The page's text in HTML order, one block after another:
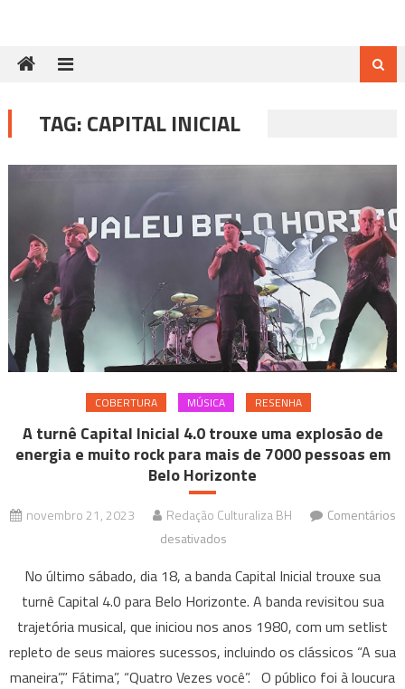
TAG:CAPITAL INICIAL
COBERTURA MÚSICA RESENHA
A turnê Capital Inicial 4.0 trouxe uma explosão de
energia e muito rock para mais de 7000 pessoas em
Belo Horizonte
novembro 21, 2023 Redação Culturaliza BH
Comentários
desativados
turnê
Capital
Inicial
4.0
trouxe
No último sábado, dia 18, a banda Capital Inicial trouxe sua
turnê Capital 4.0 para Belo Horizonte. A banda revisitou sua
trajetória musical, que iniciou nos anos 1980, com um setlist
repleto de seus maiores sucessos, incluindo os clássicos “A sua
maneira”,” Fátima”, “Quatro Vezes você”. O público foi à loucura